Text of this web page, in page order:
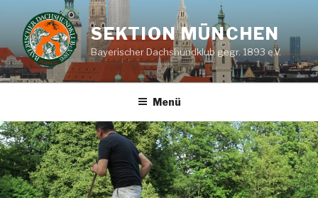
Inhalt
springen
SEKTION MÜNCHEN
Bayerischer Dachshundklub gegr. 1893 e.V.
Menü